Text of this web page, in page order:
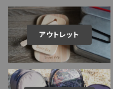
アウトレット